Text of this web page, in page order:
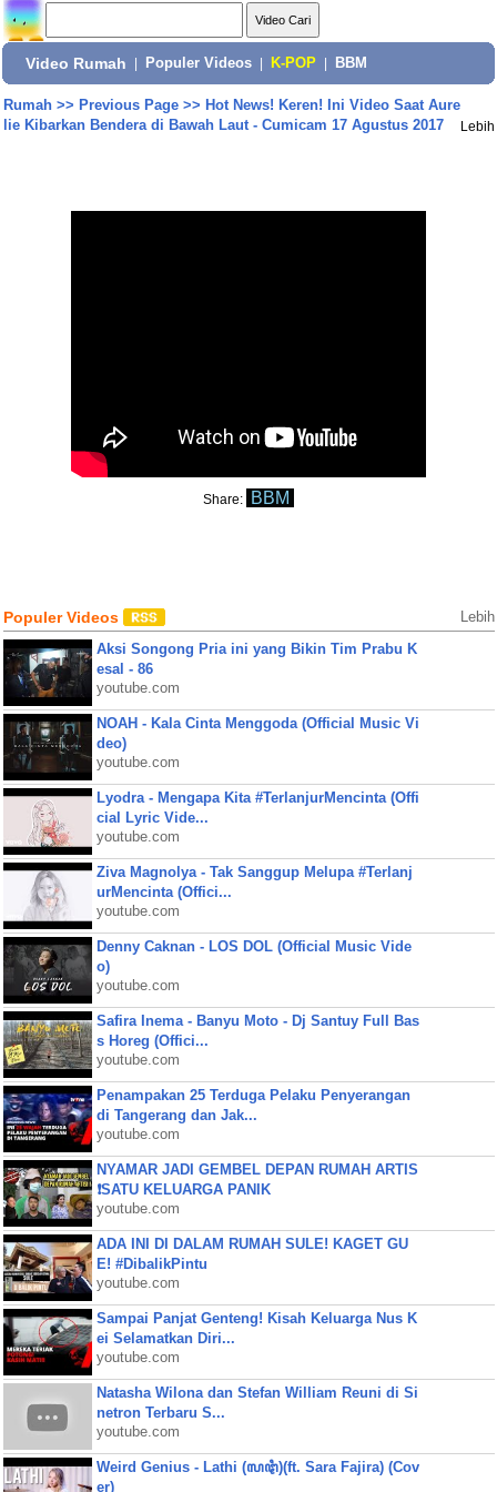
Video Rumah Populer Videos K-POP BBM
Rumah>> Previous Page>> Hot News! Keren! Ini Video Saat Aure
lie Kibarkan Bendera di Bawah Laut - Cumicam 17 Agustus 2017
Lebih
Share: BBM
Populer Videos Lebih
Aksi Songong Pria ini yang Bikin Tim Prabu K
esal - 86
youtube.com
NOAH - Kala Cinta Menggoda (Official Music Vi
deo)
youtube.com
Lyodra - Mengapa Kita #TerlanjurMencinta (Offi
cial Lyric Vide...
youtube.com
Ziva Magnolya - Tak Sanggup Melupa #Terlanj
urMencinta (Offici...
youtube.com
Denny Caknan - LOS DOL (Official Music Vide
o)
youtube.com
Safira Inema - Banyu Moto - Dj Santuy Full Bas
s Horeg (Offici...
youtube.com
Penampakan 25 Terduga Pelaku Penyerangan
di Tangerang dan Jak...
youtube.com
NYAMAR JADI GEMBEL DEPAN RUMAH ARTIS
❗SATU KELUARGA PANIK
youtube.com
ADA INI DI DALAM RUMAH SULE! KAGET GU
E! #DibalikPintu
youtube.com
Sampai Panjat Genteng! Kisah Keluarga Nus K
ei Selamatkan Diri...
youtube.com
Natasha Wilona dan Stefan William Reuni di Si
netron Terbaru S...
youtube.com
Weird Genius - Lathi (ꦭꦛꦶ)(ft. Sara Fajira) (Cov
er)